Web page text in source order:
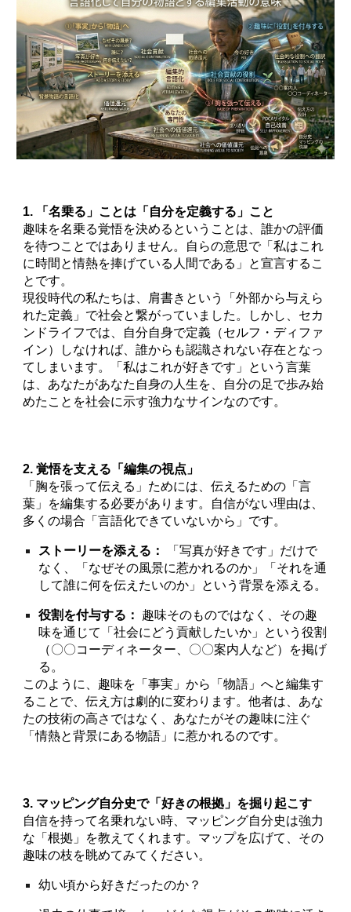
1. 「名乗る」ことは「自分を定義する」こと
趣味を名乗る覚悟を決めるということは、誰かの評価
を待つことではありません。自らの意思で「私はこれ
に時間と情熱を捧げている人間である」と宣言するこ
とです。
現役時代の私たちは、肩書きという「外部から与えら
れた定義」で社会と繋がっていました。しかし、セカ
ンドライフでは、自分自身で定義（セルフ・ディファ
イン）しなければ、誰からも認識されない存在となっ
てしまいます。「私はこれが好きです」という言葉
は、あなたがあなた自身の人生を、自分の足で歩み始
めたことを社会に示す強力なサインなのです。
2. 覚悟を支える「編集の視点」
「胸を張って伝える」ためには、伝えるための「言
葉」を編集する必要があります。自信がない理由は、
多くの場合「言語化できていないから」です。
ストーリーを添える：
「写真が好きです」だけで
なく、「なぜその風景に惹かれるのか」「それを通
して誰に何を伝えたいのか」という背景を添える。
役割を付与する：
趣味そのものではなく、その趣
味を通じて「社会にどう貢献したいか」という役割
（〇〇コーディネーター、〇〇案内人など）を掲げ
る。
このように、趣味を「事実」から「物語」へと編集す
ることで、伝え方は劇的に変わります。他者は、あな
たの技術の高さではなく、あなたがその趣味に注ぐ
「情熱と背景にある物語」に惹かれるのです。
3. マッピング自分史で「好きの根拠」を掘り起こす
自信を持って名乗れない時、マッピング自分史は強力
な「根拠」を教えてくれます。マップを広げて、その
趣味の枝を眺めてみてください。
幼い頃から好きだったのか？